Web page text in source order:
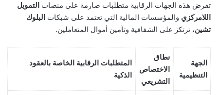
تفرض هذه الجهات الرقابية متطلبات صارمة على منصات التمويل
اللامركزي والمؤسسات المالية التي تعتمد على شبكات البلوك
تشين، ترتكز على الشفافية وتأمين أموال المتعاملين.
الجهة
التنظيمية
نطاق
الاختصاص
التشريعي
المتطلبات الرقابية الخاصة بالعقود
الذكية